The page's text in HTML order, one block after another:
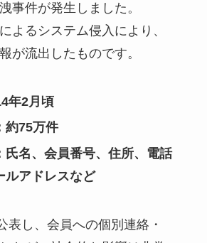
事件が発生しました。
よるシステム侵入により、
が流出したものです。
年2月頃
約75万件
氏名、会員番号、住所、電話
ルアドレスなど
表し、会員への個別連絡・